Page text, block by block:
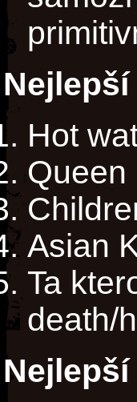
Hot
Queen
Asian
Ta
death/